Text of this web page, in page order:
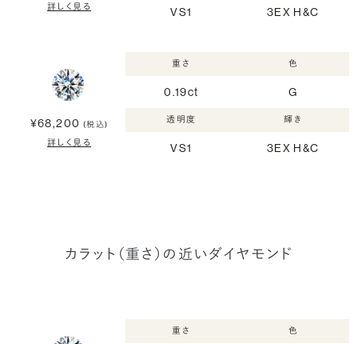
詳しく見る VS1 3EX H&C
¥68,200 (税込)
詳しく見る
重さ
0.19ct
色
G
透明度
VS1
輝き
3EX H&C
カラット（重さ）の近いダイヤモンド
重さ 色